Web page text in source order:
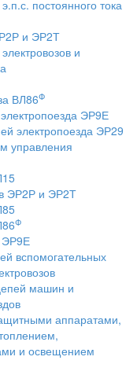
постоянного тока
и ЭР2Т
и
ВЛ86Ф
ЭР9Е
электропоезда ЭР29
управления
ЭР2Р и ЭР2Т
Ф
ЭР9Е
вспомогательных
машин и
аппаратами,
и освещением